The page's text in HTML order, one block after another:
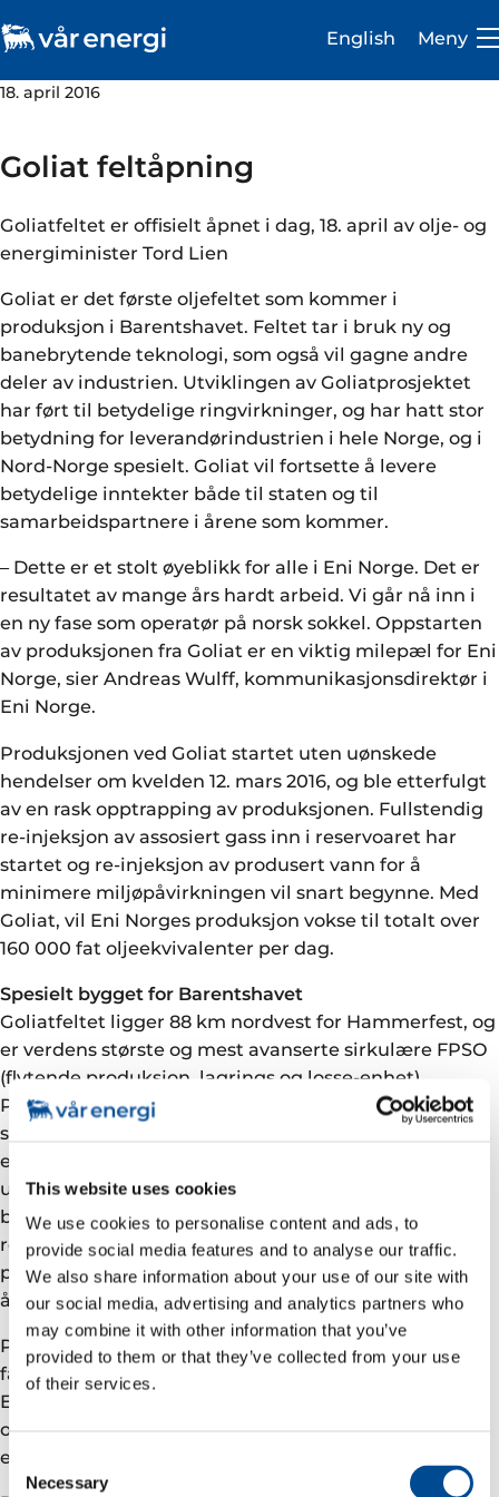
This website uses cookies
We use cookies to personalise content and ads, to
provide social media features and to analyse our traffic.
We also share information about your use of our site with
our social media, advertising and analytics partners who
may combine it with other information that you’ve
provided to them or that they’ve collected from your use
of their services.
Consent
Selection
Necessary
Investor
Om oss
Vår virksomhet
Bærekraft
Medie- og presserom
English Meny
18. april 2016
Goliat feltåpning
Goliatfeltet er offisielt åpnet i dag, 18. april av olje- og
energiminister Tord Lien
Goliat er det første oljefeltet som kommer i
produksjon i Barentshavet. Feltet tar i bruk ny og
banebrytende teknologi, som også vil gagne andre
deler av industrien. Utviklingen av Goliatprosjektet
har ført til betydelige ringvirkninger, og har hatt stor
betydning for leverandørindustrien i hele Norge, og i
Nord-Norge spesielt. Goliat vil fortsette å levere
betydelige inntekter både til staten og til
samarbeidspartnere i årene som kommer.
– Dette er et stolt øyeblikk for alle i Eni Norge. Det er
resultatet av mange års hardt arbeid. Vi går nå inn i
en ny fase som operatør på norsk sokkel. Oppstarten
av produksjonen fra Goliat er en viktig milepæl for Eni
Norge, sier Andreas Wulff, kommunikasjonsdirektør i
Eni Norge.
Produksjonen ved Goliat startet uten uønskede
hendelser om kvelden 12. mars 2016, og ble etterfulgt
av en rask opptrapping av produksjonen. Fullstendig
re-injeksjon av assosiert gass inn i reservoaret har
startet og re-injeksjon av produsert vann for å
minimere miljøpåvirkningen vil snart begynne. Med
Goliat, vil Eni Norges produksjon vokse til totalt over
160 000 fat oljeekvivalenter per dag.
Spesielt bygget for Barentshavet
Goliatfeltet ligger 88 km nordvest for Hammerfest, og
er verdens største og mest avanserte sirkulære FPSO
(flytende produksjon, lagrings og losse-enhet).
Plattformen er fullt ut vinterisert og er
spesialdesignet for operasjoner i Barentshavet. Feltet
er del-elektrifisert med kraft fra land gjennom en
undersjøisk elektrisk kabel, som på tidspunktet for
byggingen, var den lengste i sitt slag. Kraft fra land
reduserer CO₂-utslippene fra Goliat med opptil 50
prosent. Dette tilsvarer utslippene fra 50 000 biler
årlig.
Plattformen har en produksjonskapasitet på 100.000
fat olje per dag og lagringskapasitet på 950.000 fat.
Estimerte utvinnbare reserver er ca. 180 millioner fat
olje. Feltets levetid er foreløpig estimert til 20 år, og
en betydelig oppside allerede identifisert.